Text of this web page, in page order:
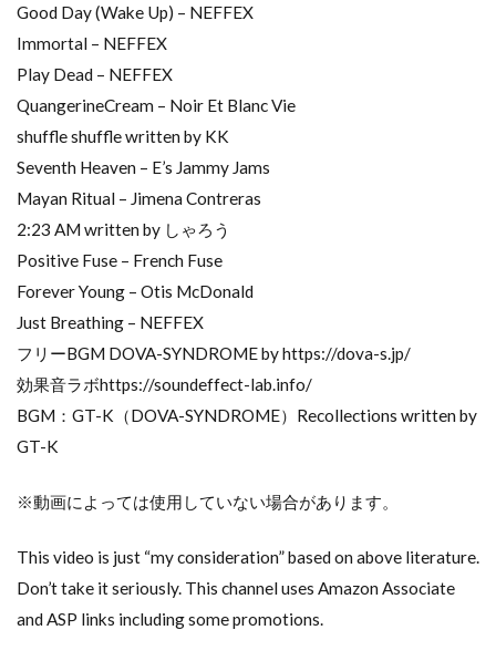
Good Day (Wake Up) – NEFFEX
Immortal – NEFFEX
Play Dead – NEFFEX
QuangerineCream – Noir Et Blanc Vie
shuffle shuffle written by KK
Seventh Heaven – E’s Jammy Jams
Mayan Ritual – Jimena Contreras
2:23 AM written by しゃろう
Positive Fuse – French Fuse
Forever Young – Otis McDonald
Just Breathing – NEFFEX
フリーBGM DOVA-SYNDROME by https://dova-s.jp/
効果音ラボhttps://soundeffect-lab.info/
BGM：GT-K（DOVA-SYNDROME）Recollections written by
GT-K
※動画によっては使用していない場合があります。
This video is just “my consideration” based on above literature.
Don’t take it seriously. This channel uses Amazon Associate
and ASP links including some promotions.